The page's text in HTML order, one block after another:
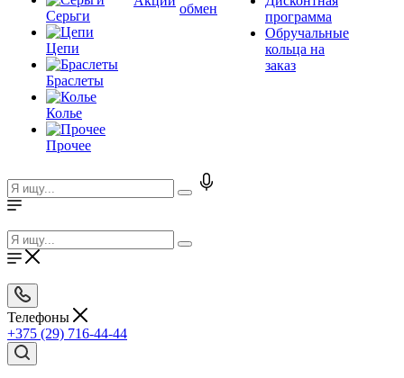
Серьги
Цепи
Браслеты
Колье
Прочее
обмен
программа
Обручальные
кольца на
заказ
Телефоны
+375 (29) 716-44-44